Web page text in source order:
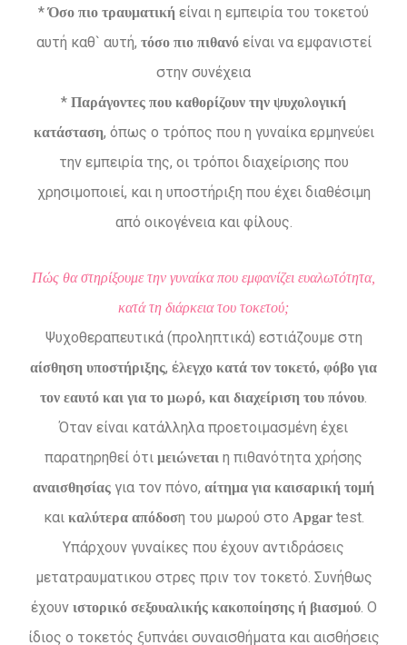
*Όσο πιο τραυματική είναι η εμπειρία του τοκετού
αυτή καθ` αυτή, τόσο πιο πιθανόείναι να εμφανιστεί
στην συνέχεια
* Παράγοντες που καθορίζουν την ψυχολογική
κατάσταση, όπως ο τρόπος που η γυναίκα ερμηνεύει
την εμπειρία της, οι τρόποι διαχείρισης που
χρησιμοποιεί, και η υποστήριξη που έχει διαθέσιμη
από οικογένεια και φίλους.
Πώς θα στηρίξουμε την γυναίκα που εμφανίζει ευαλωτότητα,
κατά τη διάρκεια του τοκετού;
Ψυχοθεραπευτικά (προληπτικά) εστιάζουμε στη
αίσθηση υποστήριξης, έλεγχο κατά τον τοκετό, φόβο για
τον εαυτό και για το μωρό, και διαχείριση του πόνου.
Όταν είναι κατάλληλα προετοιμασμένη έχει
παρατηρηθεί ότι μειώνεται η πιθανότητα χρήσης
αναισθησίας για τον πόνο, αίτημα για καισαρική τομή
και καλύτερα απόδοση του μωρού στο Apgartest.
Υπάρχουν γυναίκες που έχουν αντιδράσεις
μετατραυματικου στρες πριν τον τοκετό. Συνήθως
έχουν ιστορικό σεξουαλικής κακοποίησης ή βιασμού. Ο
ίδιος ο τοκετός ξυπνάει συναισθήματα και αισθήσεις